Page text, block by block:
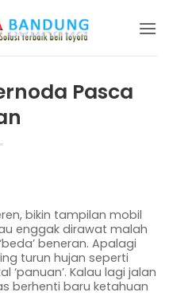
Pasca
bikin tampilan mobil
enggak dirawat malah
beneran. Apalagi
turun hujan seperti
‘panuan’. Kalau lagi jalan
berhenti baru ketahuan